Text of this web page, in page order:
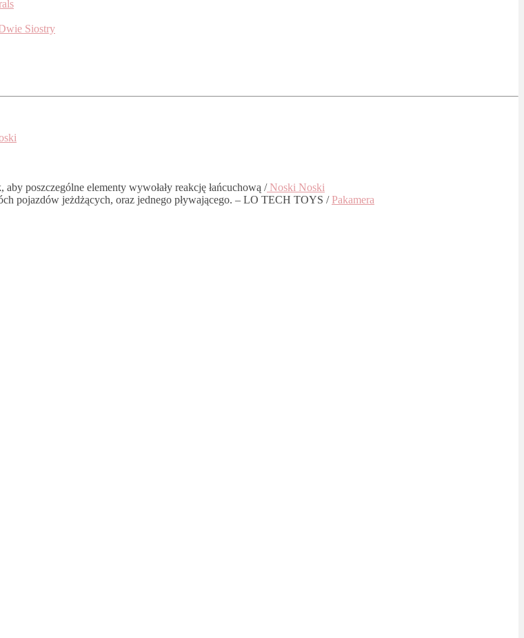
Siostry
poszczególne elementy wywołały reakcję łańcuchową /Noski Noski
pojazdów jeżdżących, oraz jednego pływającego. – LO TECH TOYS /Pakamera